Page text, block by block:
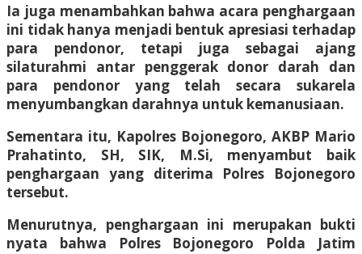
Ia juga menambahkan bahwa acara penghargaan
ini tidak hanya menjadi bentuk apresiasi terhadap
para pendonor, tetapi juga sebagai ajang
silaturahmi antar penggerak donor darah dan
para pendonor yang telah secara sukarela
menyumbangkan darahnya untuk kemanusiaan.
Sementara itu, Kapolres Bojonegoro, AKBP Mario
Prahatinto, SH, SIK, M.Si, menyambut baik
penghargaan yang diterima Polres Bojonegoro
tersebut.
Menurutnya, penghargaan ini merupakan bukti
nyata bahwa Polres Bojonegoro Polda Jatim